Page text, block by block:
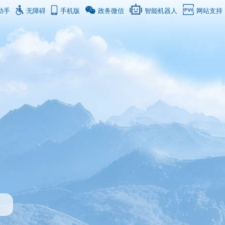
手 无障碍 手机版 政务微信 智能机器人 网站支持